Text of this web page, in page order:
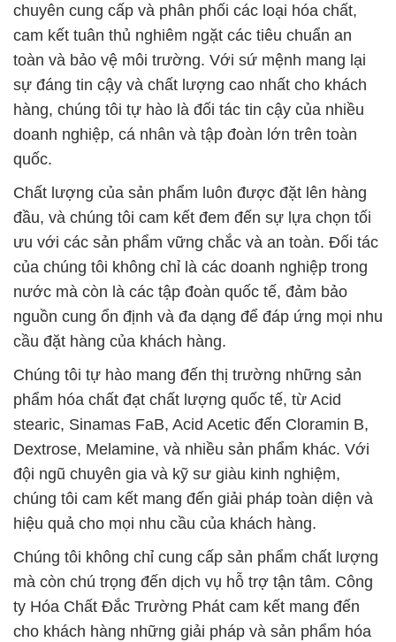
chuyên cung cấp và phân phối các loại hóa chất,
cam kết tuân thủ nghiêm ngặt các tiêu chuẩn an
toàn và bảo vệ môi trường. Với sứ mệnh mang lại
sự đáng tin cậy và chất lượng cao nhất cho khách
hàng, chúng tôi tự hào là đối tác tin cậy của nhiều
doanh nghiệp, cá nhân và tập đoàn lớn trên toàn
quốc.
Chất lượng của sản phẩm luôn được đặt lên hàng
đầu, và chúng tôi cam kết đem đến sự lựa chọn tối
ưu với các sản phẩm vững chắc và an toàn. Đối tác
của chúng tôi không chỉ là các doanh nghiệp trong
nước mà còn là các tập đoàn quốc tế, đảm bảo
nguồn cung ổn định và đa dạng để đáp ứng mọi nhu
cầu đặt hàng của khách hàng.
Chúng tôi tự hào mang đến thị trường những sản
phẩm hóa chất đạt chất lượng quốc tế, từ Acid
stearic, Sinamas FaB, Acid Acetic đến Cloramin B,
Dextrose, Melamine, và nhiều sản phẩm khác. Với
đội ngũ chuyên gia và kỹ sư giàu kinh nghiệm,
chúng tôi cam kết mang đến giải pháp toàn diện và
hiệu quả cho mọi nhu cầu của khách hàng.
Chúng tôi không chỉ cung cấp sản phẩm chất lượng
mà còn chú trọng đến dịch vụ hỗ trợ tận tâm. Công
ty Hóa Chất Đắc Trường Phát cam kết mang đến
cho khách hàng những giải pháp và sản phẩm hóa